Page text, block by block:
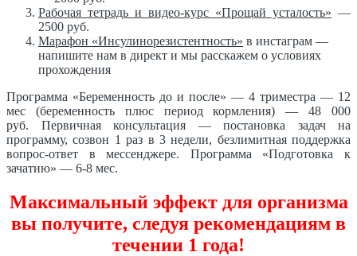
Рабочая тетрадь и видео-курс «Прощай усталость» —
2500 руб.
Марафон «Инсулинорезистентность» в инстаграм —
напишите нам в директ и мы расскажем о условиях
прохождения
Программа «Беременность до и после» — 4 триместра — 12
мес (беременность плюс период кормления) — 48 000
руб. Первичная консультация — постановка задач на
программу, созвон 1 раз в 3 недели, безлимитная поддержка
вопрос-ответ в мессенджере. Программа «Подготовка к
зачатию» — 6-8 мес.
Максимальный эффект для организма
вы получите, следуя рекомендациям в
течении 1 года!